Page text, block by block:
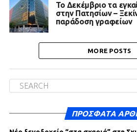
Το Δεκέμβριο τα
στην Πατησίων –
παράδοση γραφείων
MORE POSTS
ΠΡΌΣΦΑΤΑ